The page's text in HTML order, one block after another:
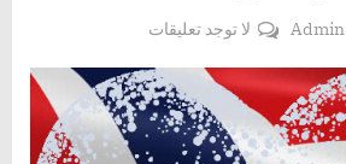
By
Admin لا توجد تعليقاتعلى
بعدم
السفر
للخارج